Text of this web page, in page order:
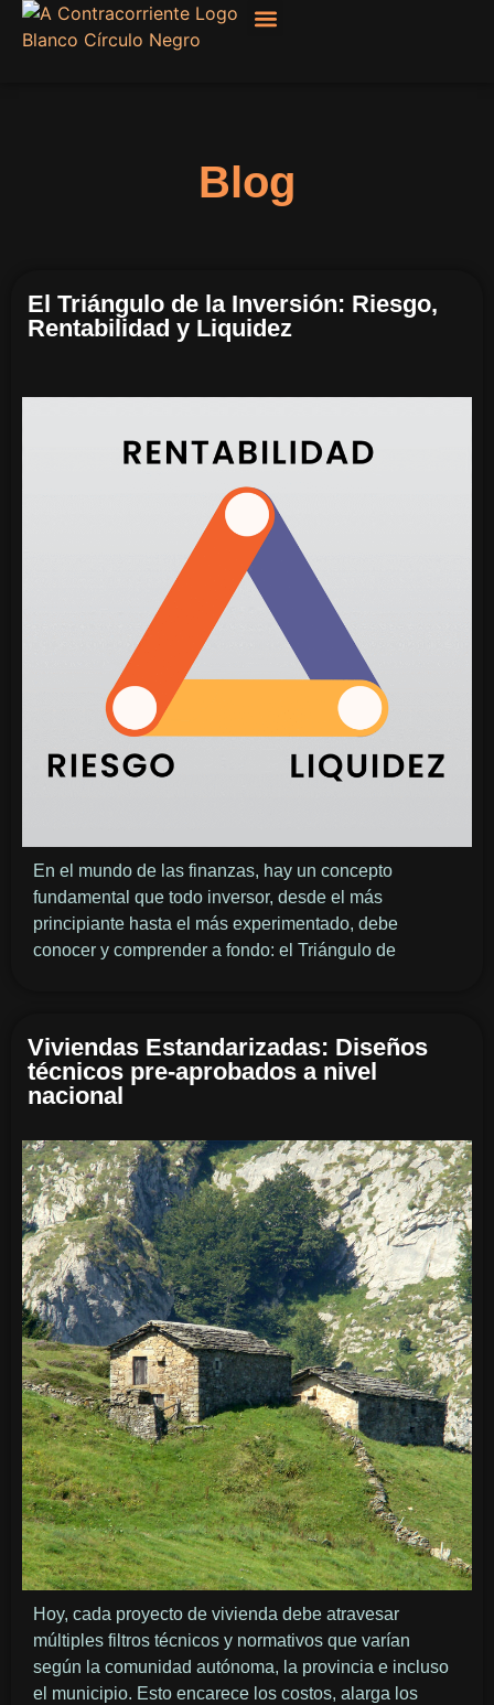
Blog
El Triángulo de la Inversión: Riesgo,
Rentabilidad y Liquidez
En el mundo de las finanzas, hay un concepto
fundamental que todo inversor, desde el más
principiante hasta el más experimentado, debe
conocer y comprender a fondo: el Triángulo de
Viviendas Estandarizadas: Diseños
técnicos pre-aprobados a nivel
nacional
Hoy, cada proyecto de vivienda debe atravesar
múltiples filtros técnicos y normativos que varían
según la comunidad autónoma, la provincia e incluso
el municipio. Esto encarece los costos, alarga los